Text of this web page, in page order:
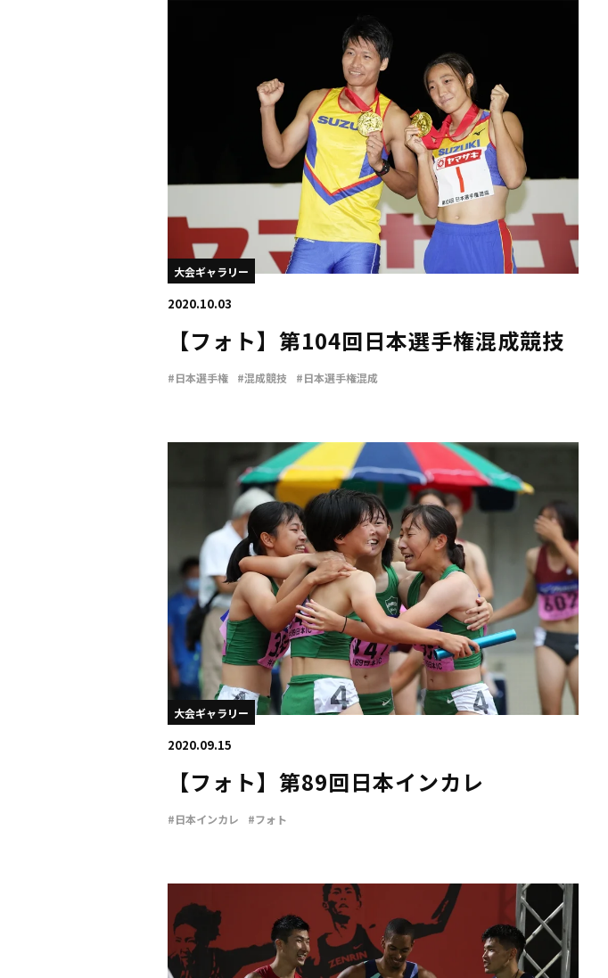
大会ギャラリー
2020.10.03
【フォト】第104回日本選手権混成競技
#日本選手権 #混成競技 #日本選手権混成
大会ギャラリー
2020.09.15
【フォト】第89回日本インカレ
#日本インカレ #フォト